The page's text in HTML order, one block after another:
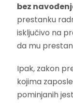
bez
prestanku
isključivo na
da mu
Ipak, zakon
kojima
pominjanih